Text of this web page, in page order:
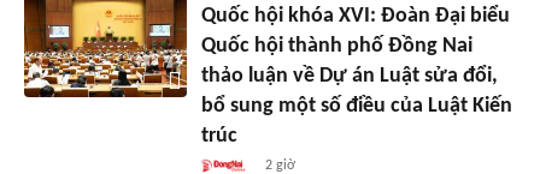
Quốc hội khóa XVI: Đoàn Đại biểu
Quốc hội thành phố Đồng Nai
thảo luận về Dự án Luật sửa đổi,
bổ sung một số điều của Luật Kiến
trúc
2 giờ